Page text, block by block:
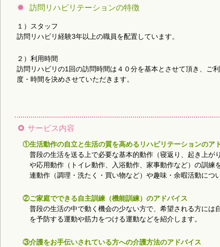
訪問リハビリテーションの特徴
１）スタッフ
訪問リハビリ経験3年以上の職員を配置しています。
２）利用時間
訪問リハビリの1回の訪問時間は４０分を基本とさせて頂き、ご
度・時間を決めさせていただきます。
サービス内容
①生活動作の自立と生活の質を高めるリハビリテーションのア
普段の生活を送る上で必要な基本的動作（寝返り、起き上が
や応用動作（トイレ動作、入浴動作、家事動作など）の訓練
連動作（調理・洗たく・買い物など）や趣味・余暇活動につ
②ご家庭でできる自主訓練（機能訓練）のアドバイス
普段の生活の中で動く機会の少ない方で、希望される方に
を予防する運動や筋力をつける運動などを紹介します。
③介護をお手伝いされている方への介護方法のアドバイス